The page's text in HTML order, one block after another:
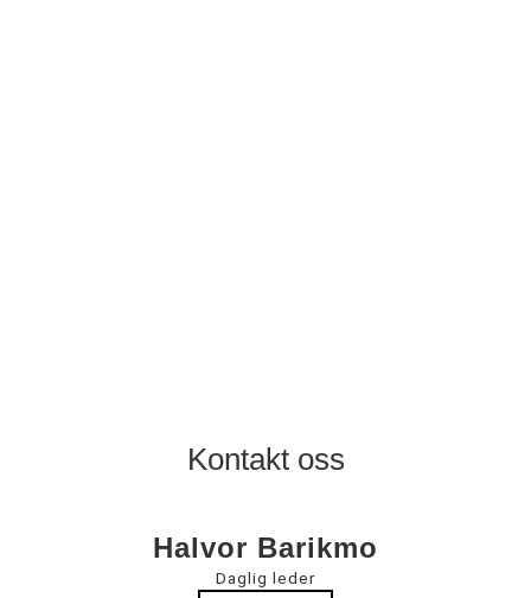
Kontakt oss
Halvor Barikmo
Daglig leder